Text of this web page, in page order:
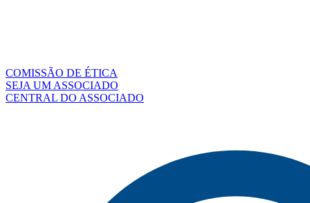
COMISSÃO DE ÉTICA
SEJA UM ASSOCIADO
CENTRAL DO ASSOCIADO